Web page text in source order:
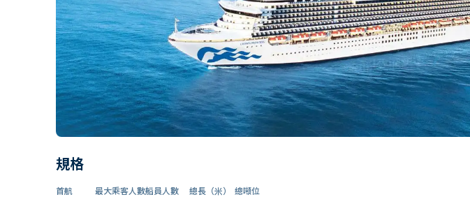
規格
首航 最大乘客人數船員人數 總長（米） 總噸位